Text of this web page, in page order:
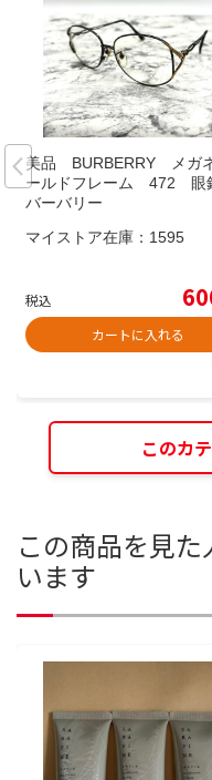
美品 BURBERRY メガ
ールドフレーム 472
バーバリー
マイストア在庫： 1595
税込
カートに入れる
このカ
この商品を見
います